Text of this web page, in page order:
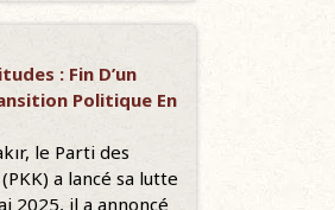
: Fin D’un
Politique En
le Parti des
a lancé sa lutte
2025, il a annoncé